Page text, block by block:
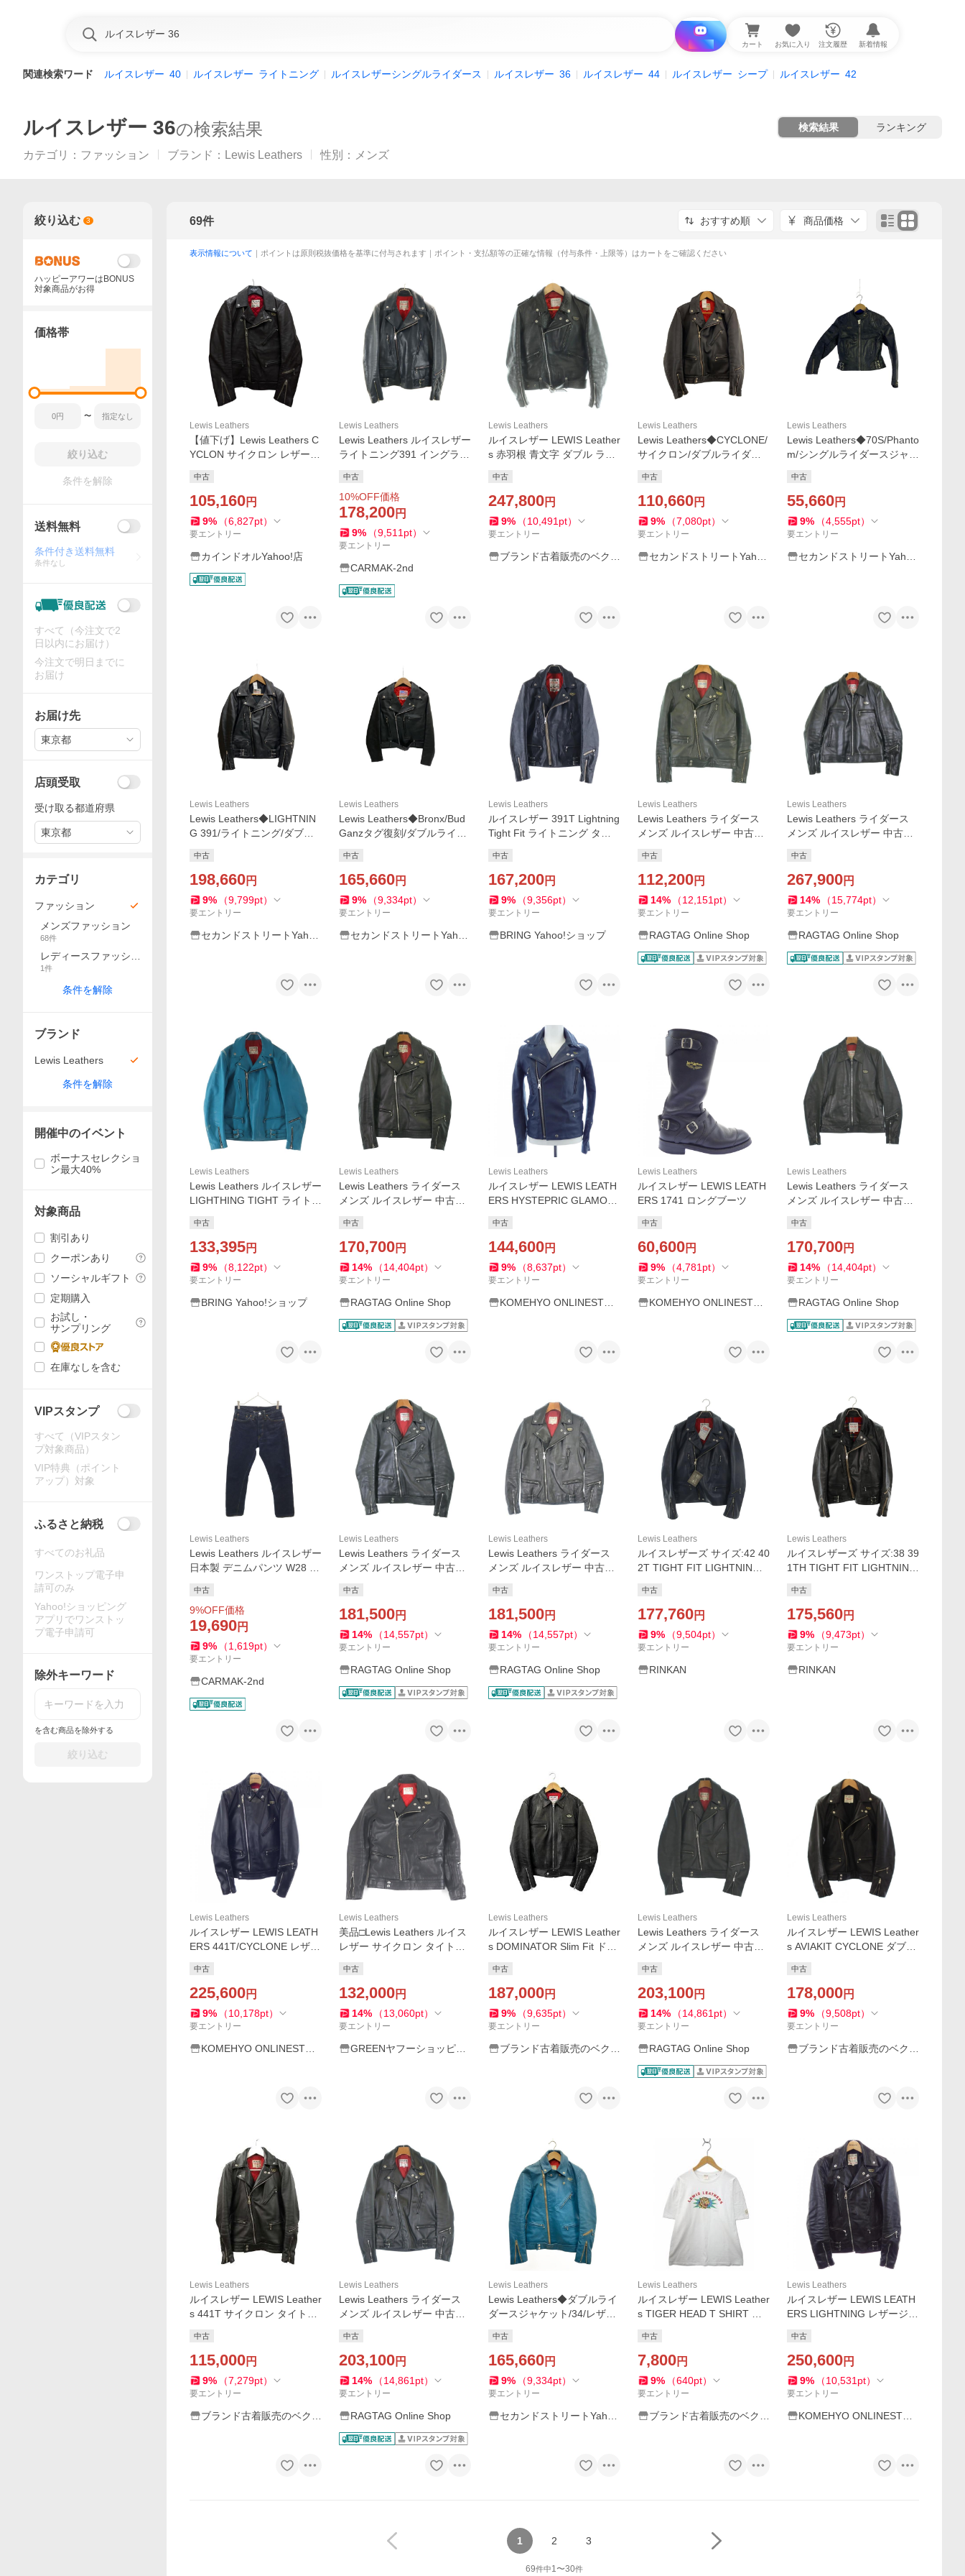
i と探す カート お気に入り 注文履歴 新着情報
関連検索ワード ルイスレザー 40 ルイスレザー ライトニング ルイスレザーシングルライダース ルイスレザー 36 ルイスレザー 44 ルイスレザー シープ ルイスレザー 42
ルイスレザー 36の検索結果
カテゴリ ： ファッション ブランド ： Lewis Leathers 性別 ： メンズ
検索結果 ランキング
69件 おすすめ順 商品価格
表示情報について ｜ポイントは原則税抜価格を基準に付与されます｜ポイント・支払額等の正確な情報（付与条件・上限等）はカートをご確認ください
Lewis Leathers
【値下げ】Lewis Leathers C
YCLON サイクロン レザーラ
ン サイズ：36 (渋谷店)
中古
105,160円
9% （6,827pt）
要エントリー
カインドオルYahoo!店
Lewis Leathers
Lewis Leathers ルイスレザー
ライトニング391 イングラン
ケット 36 ネイビー Lightning
＃391 メンズ 古着 中古
中古
10%OFF価格
178,200円
9% （9,511 pt）
要エントリー
CARMAK-2nd
Lewis Leathers
ルイスレザー LEWIS Leather
s 赤羽根 青文字 ダブル ライ
レザー ベルト キルティング
ライナー 36 黒
中古
247,800円
9% （10,491 pt）
要エントリー
ブランド古着販売のベクト
Lewis Leathers
Lewis Leathers◆CYCLONE/
サイクロン/ダブルライダー
ック/? NULL ?//
中古
110,660円
9% （7,080pt）
要エントリー
セカンドストリートYaho
Lewis Leathers
Lewis Leathers◆70S/Phanto
m/シングルライダースジャケ
中古
55,660円
9% （4,555pt）
要エントリー
セカンドストリートYaho
Lewis Leathers
Lewis Leathers◆LIGHTNIN
G 391/ライトニング/ダブル
地
中古
198,660円
9% （9,799pt）
要エントリー
セカンドストリートYaho
Lewis Leathers
Lewis Leathers◆Bronx/Bud
Ganzタグ復刻/ダブルライダ
ラック
中古
165,660円
9% （9,334pt）
要エントリー
セカンドストリートYaho
Lewis Leathers
ルイスレザー 391T Lightning
Tight Fit ライトニング タイ
地キルティング レザージャ
ケット ブラック
中古
167,200円
9% （9,356pt）
要エントリー
BRING Yahoo!ショップ
Lewis Leathers
Lewis Leathers ライダース
メンズ ルイスレザー 中古
中古
112,200円
14% （12,151 pt）
要エントリー
RAGTAG Online Shop
Lewis Leathers
Lewis Leathers ライダース
メンズ ルイスレザー 中古
中古
267,900円
14% （15,774pt）
要エントリー
RAGTAG Online Shop
Lewis Leathers
Lewis Leathers ルイスレザー
LIGHTHING TIGHT ライトニ
ルライダースジャケット タ
ーコイズ
中古
133,395円
9% （8,122pt）
要エントリー
BRING Yahoo!ショップ
Lewis Leathers
Lewis Leathers ライダース
メンズ ルイスレザー 中古
中古
170,700円
14% （14,404pt）
要エントリー
RAGTAG Online Shop
Lewis Leathers
ルイスレザー LEWIS LEATH
ERS HYSTEPRIC GLAMOU
ト
中古
144,600円
9% （8,637pt）
要エントリー
KOMEHYO ONLINESTOR
Lewis Leathers
ルイスレザー LEWIS LEATH
ERS 1741 ロングブーツ
中古
60,600円
9% （4,781 pt）
要エントリー
KOMEHYO ONLINESTOR
Lewis Leathers
Lewis Leathers ライダース
メンズ ルイスレザー 中古
中古
170,700円
14% （14,404pt）
要エントリー
RAGTAG Online Shop
Lewis Leathers
Lewis Leathers ルイスレザー
日本製 デニムパンツ W28 イ
着 中古
中古
9%OFF価格
19,690円
9% （1,619pt）
要エントリー
CARMAK-2nd
Lewis Leathers
Lewis Leathers ライダース
メンズ ルイスレザー 中古
中古
181,500円
14% （14,557pt）
要エントリー
RAGTAG Online Shop
Lewis Leathers
Lewis Leathers ライダース
メンズ ルイスレザー 中古
中古
181,500円
14% （14,557pt）
要エントリー
RAGTAG Online Shop
Lewis Leathers
ルイスレザーズ サイズ:42 40
2T TIGHT FIT LIGHTNING
グ ホースハイドライダース
レザージャケット 中古 BS99
中古
177,760円
9% （9,504pt）
要エントリー
RINKAN
Lewis Leathers
ルイスレザーズ サイズ:38 39
1TH TIGHT FIT LIGHTNING
グ ホースハイドライダース
レザージャケット 中古 BS99
中古
175,560円
9% （9,473pt）
要エントリー
RINKAN
Lewis Leathers
ルイスレザー LEWIS LEATH
ERS 441T/CYCLONE レザー
中古
225,600円
9% （10,178pt）
要エントリー
KOMEHYO ONLINESTOR
Lewis Leathers
美品□Lewis Leathers ルイス
レザー サイクロン タイトフ
ースジャケット ブラック 34
イングランド製 メンズ
中古
132,000円
14% （13,060pt）
要エントリー
GREENヤフーショッピン
Lewis Leathers
ルイスレザー LEWIS Leather
s DOMINATOR Slim Fit ドミ
ープ スキン ベジタブルタン
ニン ライダース ジャケット
中古
187,000円
9% （9,635pt）
要エントリー
ブランド古着販売のベクト
Lewis Leathers
Lewis Leathers ライダース
メンズ ルイスレザー 中古
中古
203,100円
14% （14,861 pt）
要エントリー
RAGTAG Online Shop
Lewis Leathers
ルイスレザー LEWIS Leather
s AVIAKIT CYCLONE ダブル
ー 黒 /KH5 メンズ
中古
178,000円
9% （9,508pt）
要エントリー
ブランド古着販売のベクト
Lewis Leathers
ルイスレザー LEWIS Leather
s 441T サイクロン タイトフ
T レザー ライダース ジャケ
ット ブラック 32
中古
115,000円
9% （7,279pt）
要エントリー
ブランド古着販売のベクト
Lewis Leathers
Lewis Leathers ライダース
メンズ ルイスレザー 中古
中古
203,100円
14% （14,861 pt）
要エントリー
RAGTAG Online Shop
Lewis Leathers
Lewis Leathers◆ダブルライ
ダースジャケット/34/レザー/
中古
165,660円
9% （9,334pt）
要エントリー
セカンドストリートYaho
Lewis Leathers
ルイスレザー LEWIS Leather
s TIGER HEAD T SHIRT ク
プリント 半袖 Tシャツ XL W
HITE(ホワイト) メンズ
中古
7,800円
9% （640pt）
要エントリー
ブランド古着販売のベクト
Lewis Leathers
ルイスレザー LEWIS LEATH
ERS LIGHTNING レザージャ
中古
250,600円
9% （10,531 pt）
要エントリー
KOMEHYO ONLINESTOR
1 2 3
69件中1〜30件
絞り込む 3
ハッピーアワーはBONUS
対象商品がお得
価格帯
〜
絞り込む
条件を解除
送料無料
条件付き送料無料
条件なし
すべて（今注文で2
日以内にお届け）
今注文で明日までに
お届け
お届け先
東京都
店頭受取
受け取る都道府県
東京都
カテゴリ
ファッション
メンズファッション
68件
レディースファッショ
ン
1件
条件を解除
ブランド
Lewis Leathers
条件を解除
開催中のイベント
ボーナスセレクショ
ン最大40%
対象商品
割引あり
クーポンあり
ソーシャルギフト
定期購入
お試し・
サンプリング
在庫なしを含む
VIPスタンプ
すべて（VIPスタン
プ対象商品）
VIP特典（ポイント
アップ）対象
ふるさと納税
すべてのお礼品
ワンストップ電子申
請可のみ
Yahoo!ショッピング
アプリでワンストッ
プ電子申請可
除外キーワード
を含む商品を除外する
絞り込む